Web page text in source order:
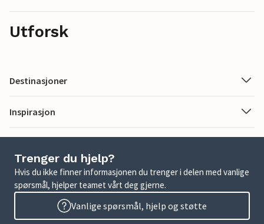
Utforsk
Destinasjoner
Inspirasjon
Trenger du hjelp?
Hvis du ikke finner informasjonen du trenger i delen med vanlige
spørsmål, hjelper teamet vårt deg gjerne.
Vanlige spørsmål, hjelp og støtte